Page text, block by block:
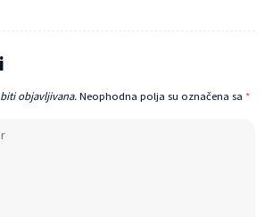
biti objavljivana.Neophodna polja su označena sa *